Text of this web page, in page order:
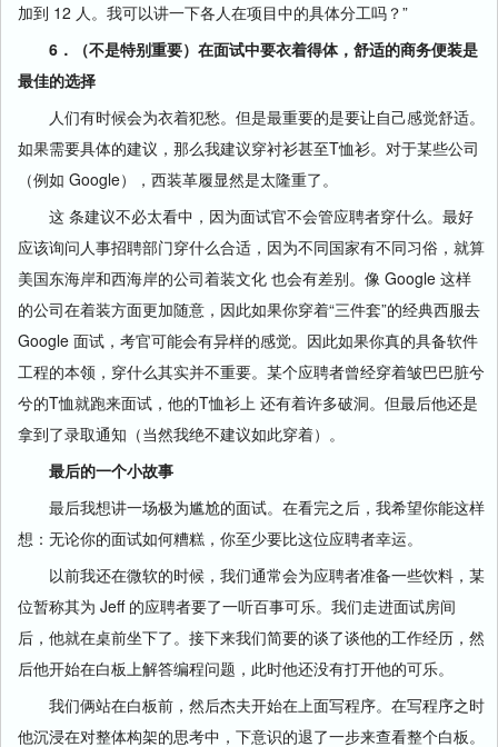
加到 12 人。我可以讲一下各人在项目中的具体分工吗？”
6．（不是特别重要）在面试中要衣着得体，舒适的商务便装是
最佳的选择
人们有时候会为衣着犯愁。但是最重要的是要让自己感觉舒适。
如果需要具体的建议，那么我建议穿衬衫甚至T恤衫。对于某些公司
（例如 Google），西装革履显然是太隆重了。
这 条建议不必太看中，因为面试官不会管应聘者穿什么。最好
应该询问人事招聘部门穿什么合适，因为不同国家有不同习俗，就算
美国东海岸和西海岸的公司着装文化 也会有差别。像 Google 这样
的公司在着装方面更加随意，因此如果你穿着“三件套”的经典西服去
Google 面试，考官可能会有异样的感觉。因此如果你真的具备软件
工程的本领，穿什么其实并不重要。某个应聘者曾经穿着皱巴巴脏兮
兮的T恤就跑来面试，他的T恤衫上 还有着许多破洞。但最后他还是
拿到了录取通知（当然我绝不建议如此穿着）。
最后的一个小故事
最后我想讲一场极为尴尬的面试。在看完之后，我希望你能这样
想：无论你的面试如何糟糕，你至少要比这位应聘者幸运。
以前我还在微软的时候，我们通常会为应聘者准备一些饮料，某
位暂称其为 Jeff 的应聘者要了一听百事可乐。我们走进面试房间
后，他就在桌前坐下了。接下来我们简要的谈了谈他的工作经历，然
后他开始在白板上解答编程问题，此时他还没有打开他的可乐。
我们俩站在白板前，然后杰夫开始在上面写程序。在写程序之时
他沉浸在对整体构架的思考中，下意识的退了一步来查看整个白板。